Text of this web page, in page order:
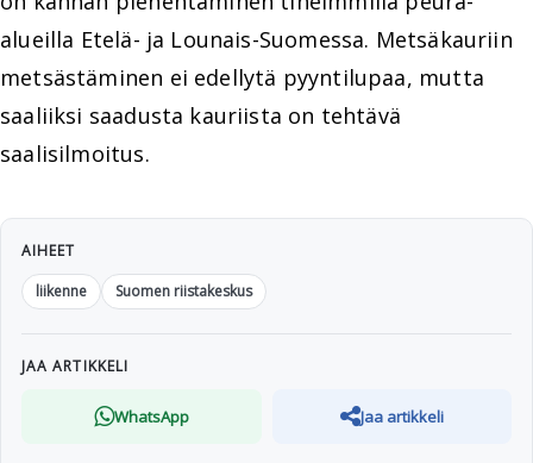
alueilla Etelä- ja Lounais-Suomessa. Metsäkauriin
metsästäminen ei edellytä pyyntilupaa, mutta
saaliiksi saadusta kauriista on tehtävä
saalisilmoitus.
AIHEET
liikenne
Suomen riistakeskus
JAA ARTIKKELI
WhatsApp Jaa artikkeli